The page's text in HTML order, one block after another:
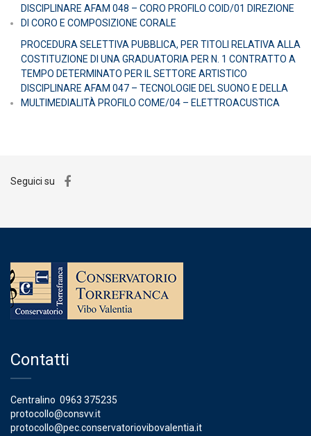
DISCIPLINARE AFAM 048 – CORO PROFILO COID/01 DIREZIONE
DI CORO E COMPOSIZIONE CORALE
PROCEDURA SELETTIVA PUBBLICA, PER TITOLI RELATIVA ALLA
COSTITUZIONE DI UNA GRADUATORIA PER N. 1 CONTRATTO A
TEMPO DETERMINATO PER IL SETTORE ARTISTICO
DISCIPLINARE AFAM 047 – TECNOLOGIE DEL SUONO E DELLA
MULTIMEDIALITÀ PROFILO COME/04 – ELETTROACUSTICA
Seguici su
Contatti
Centralino 0963 375235
protocollo@consvv.it
protocollo@pec.conservatoriovibovalentia.it